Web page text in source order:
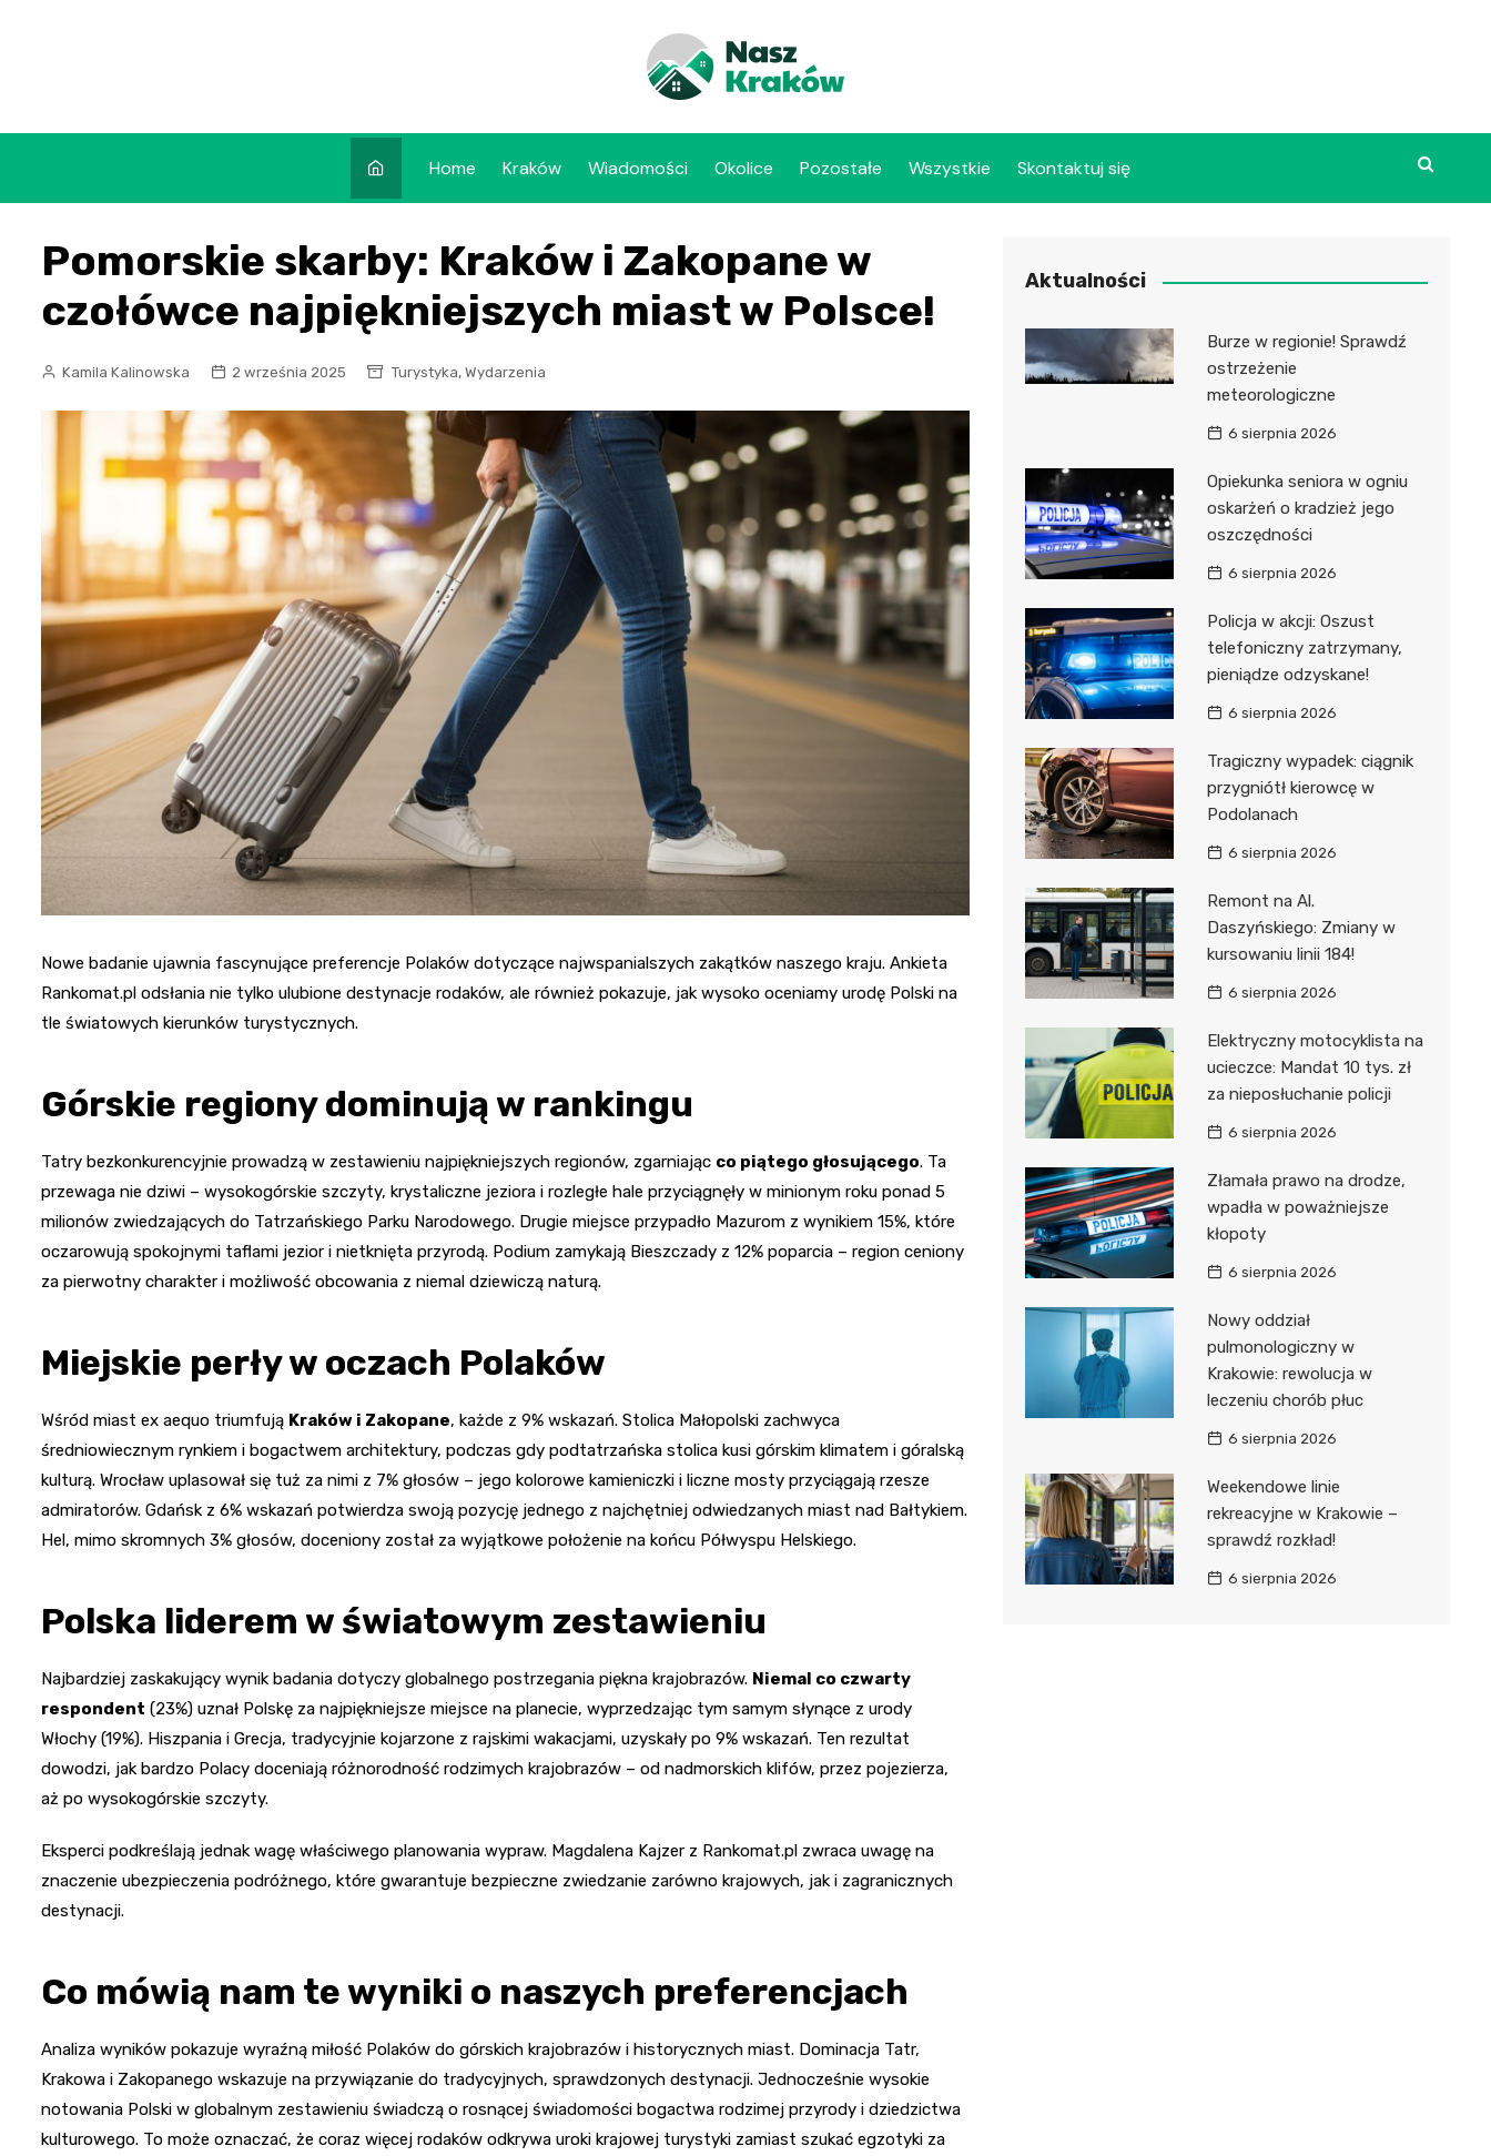
Home Kraków Wiadomości Okolice Pozostałe Wszystkie Skontaktuj się
Pomorskie skarby: Kraków i Zakopane w
czołówce najpiękniejszych miast w Polsce!
Kamila Kalinowska 2 września 2025 Turystyka, Wydarzenia
Nowe badanie ujawnia fascynujące preferencje Polaków dotyczące najwspanialszych zakątków naszego kraju. Ankieta
Rankomat.pl odsłania nie tylko ulubione destynacje rodaków, ale również pokazuje, jak wysoko oceniamy urodę Polski na
tle światowych kierunków turystycznych.
Górskie regiony dominują w rankingu
Tatry bezkonkurencyjnie prowadzą w zestawieniu najpiękniejszych regionów, zgarniając co piątego głosującego. Ta
przewaga nie dziwi – wysokogórskie szczyty, krystaliczne jeziora i rozległe hale przyciągnęły w minionym roku ponad 5
milionów zwiedzających do Tatrzańskiego Parku Narodowego. Drugie miejsce przypadło Mazurom z wynikiem 15%, które
oczarowują spokojnymi taflami jezior i nietknięta przyrodą. Podium zamykają Bieszczady z 12% poparcia – region ceniony
za pierwotny charakter i możliwość obcowania z niemal dziewiczą naturą.
Miejskie perły w oczach Polaków
Wśród miast ex aequo triumfują Kraków i Zakopane, każde z 9% wskazań. Stolica Małopolski zachwyca
średniowiecznym rynkiem i bogactwem architektury, podczas gdy podtatrzańska stolica kusi górskim klimatem i góralską
kulturą. Wrocław uplasował się tuż za nimi z 7% głosów – jego kolorowe kamieniczki i liczne mosty przyciągają rzesze
admiratorów. Gdańsk z 6% wskazań potwierdza swoją pozycję jednego z najchętniej odwiedzanych miast nad Bałtykiem.
Hel, mimo skromnych 3% głosów, doceniony został za wyjątkowe położenie na końcu Półwyspu Helskiego.
Polska liderem w światowym zestawieniu
Najbardziej zaskakujący wynik badania dotyczy globalnego postrzegania piękna krajobrazów. Niemal co czwarty
respondent (23%) uznał Polskę za najpiękniejsze miejsce na planecie, wyprzedzając tym samym słynące z urody
Włochy (19%). Hiszpania i Grecja, tradycyjnie kojarzone z rajskimi wakacjami, uzyskały po 9% wskazań. Ten rezultat
dowodzi, jak bardzo Polacy doceniają różnorodność rodzimych krajobrazów – od nadmorskich klifów, przez pojezierza,
aż po wysokogórskie szczyty.
Eksperci podkreślają jednak wagę właściwego planowania wypraw. Magdalena Kajzer z Rankomat.pl zwraca uwagę na
znaczenie ubezpieczenia podróżnego, które gwarantuje bezpieczne zwiedzanie zarówno krajowych, jak i zagranicznych
destynacji.
Co mówią nam te wyniki o naszych preferencjach
Analiza wyników pokazuje wyraźną miłość Polaków do górskich krajobrazów i historycznych miast. Dominacja Tatr,
Krakowa i Zakopanego wskazuje na przywiązanie do tradycyjnych, sprawdzonych destynacji. Jednocześnie wysokie
notowania Polski w globalnym zestawieniu świadczą o rosnącej świadomości bogactwa rodzimej przyrody i dziedzictwa
kulturowego. To może oznaczać, że coraz więcej rodaków odkrywa uroki krajowej turystyki zamiast szukać egzotyki za
Aktualności
Burze w regionie! Sprawdź
ostrzeżenie
meteorologiczne
6 sierpnia 2026
Opiekunka seniora w ogniu
oskarżeń o kradzież jego
oszczędności
6 sierpnia 2026
Policja w akcji: Oszust
telefoniczny zatrzymany,
pieniądze odzyskane!
6 sierpnia 2026
Tragiczny wypadek: ciągnik
przygniótł kierowcę w
Podolanach
6 sierpnia 2026
Remont na Al.
Daszyńskiego: Zmiany w
kursowaniu linii 184!
6 sierpnia 2026
Elektryczny motocyklista na
ucieczce: Mandat 10 tys. zł
za nieposłuchanie policji
6 sierpnia 2026
Złamała prawo na drodze,
wpadła w poważniejsze
kłopoty
6 sierpnia 2026
Nowy oddział
pulmonologiczny w
Krakowie: rewolucja w
leczeniu chorób płuc
6 sierpnia 2026
Weekendowe linie
rekreacyjne w Krakowie –
sprawdź rozkład!
6 sierpnia 2026